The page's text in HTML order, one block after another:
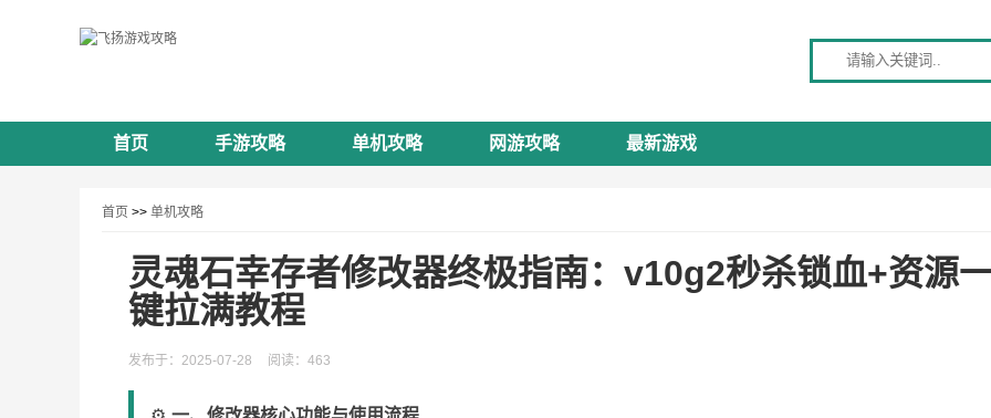
请输入关键词
首页 手游攻略 单机攻略 网游攻略 最新游戏
首页 >> 单机攻略
灵魂石幸存者修改器终极指南：v10g2秒杀锁血+资源
键拉满教程
发布于：2025-07-28 阅读：463